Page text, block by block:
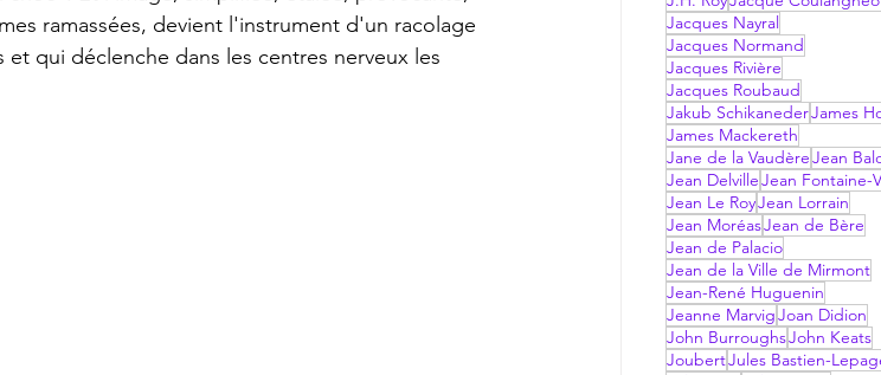
ramassées, devient l'instrument d'un racolage
qui déclenche dans les centres nerveux les
Jacques Nayral
Jacques Normand
Jacques Rivière
Jacques Roubaud
Jakub SchikanederJames
James Mackereth
Jane de la VaudèreJean
Jean DelvilleJean Fontaine-
Jean Le RoyJean Lorrain
Jean MoréasJean de Bère
Jean de Palacio
Jean de la Ville de Mirmont
Jean-René Huguenin
Jeanne MarvigJoan Didion
John BurroughsJohn Keats
JoubertJules Bastien-